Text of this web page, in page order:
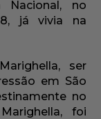
Nacional, no
já vivia na
ser
em São
no
foi